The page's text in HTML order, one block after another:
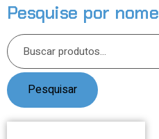
Pesquise por nome
Pesquisar